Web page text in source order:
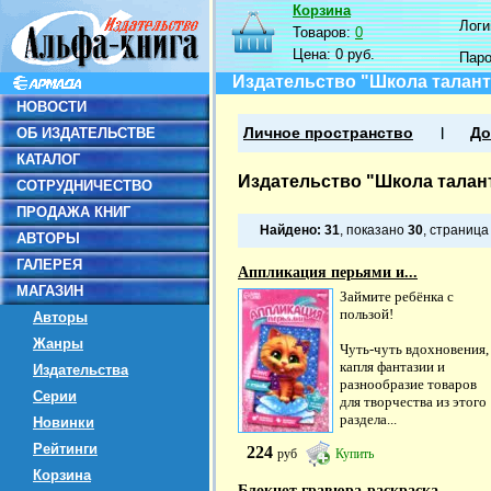
НОВОСТИ
ОБ ИЗДАТЕЛЬСТВЕ
КАТАЛОГ
СОТРУДНИЧЕСТВО
ПРОДАЖА КНИГ
АВТОРЫ
ГАЛЕРЕЯ
МАГАЗИН
Авторы
Жанры
Издательства
Серии
Новинки
Рейтинги
Корзина
Корзина
Товаров:0
Цена:0 руб.
Издательство "Школа
Личное пространство
Издательство "Школа
Найдено: 31, показано 30, страница
Аппликация перьями и...
Займите ребёнка с
пользой!
Чуть-чуть вдохновения,
капля фантазии и
разнообразие товаров
для творчества из этого
раздела...
224 руб Купить